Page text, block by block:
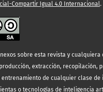
Compartir Igual 4.0 Internacional.
sobre esta revista y
extracción, recopilación,
de cualquier clase
o tecnologías de inteligencia